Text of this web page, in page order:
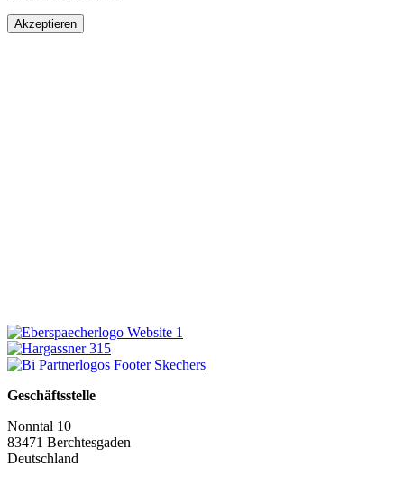
Akzeptieren
Geschäftsstelle
Nonntal 10
83471 Berchtesgaden
Deutschland